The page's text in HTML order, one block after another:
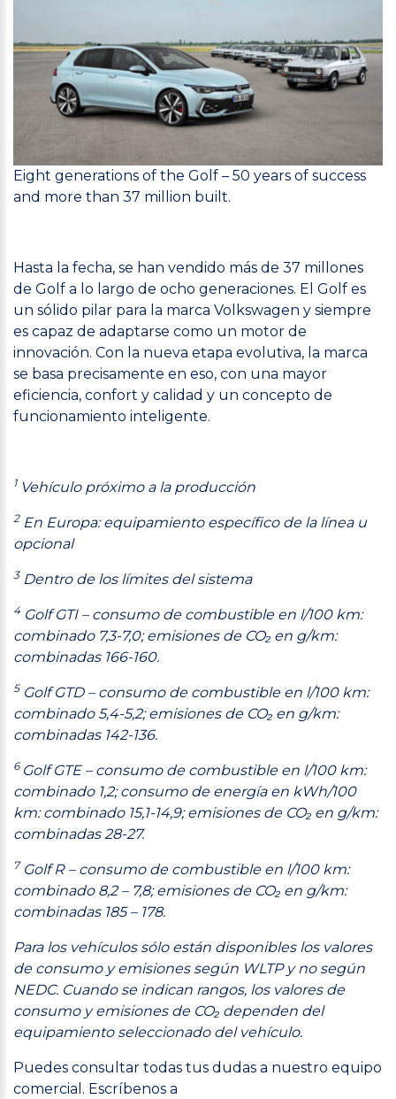
Eight generations of the Golf – 50 years of success
and more than 37 million built.
Hasta la fecha, se han vendido más de 37 millones
de Golf a lo largo de ocho generaciones. El Golf es
un sólido pilar para la marca Volkswagen y siempre
es capaz de adaptarse como un motor de
innovación. Con la nueva etapa evolutiva, la marca
se basa precisamente en eso, con una mayor
eficiencia, confort y calidad y un concepto de
funcionamiento inteligente.
1Vehículo próximo a la producción
2En Europa: equipamiento específico de la línea u
opcional
3 Dentro de los límites del sistema
4Golf GTI – consumo de combustible en l/100 km:
combinado 7,3-7,0; emisiones de CO₂ en g/km:
combinadas 166-160.
5 Golf GTD – consumo de combustible en l/100 km:
combinado 5,4-5,2; emisiones de CO₂ en g/km:
combinadas 142-136.
6 Golf GTE – consumo de combustible en l/100 km:
combinado 1,2; consumo de energía en kWh/100
km: combinado 15,1-14,9; emisiones de CO₂ en g/km:
combinadas 28-27.
7Golf R – consumo de combustible en l/100 km:
combinado 8,2 – 7,8; emisiones de CO₂ en g/km:
combinadas 185 – 178.
Para los vehículos sólo están disponibles los valores
de consumo y emisiones según WLTP y no según
NEDC. Cuando se indican rangos, los valores de
consumo y emisiones de CO₂ dependen del
equipamiento seleccionado del vehículo.
Puedes consultar todas tus dudas a nuestro equipo
comercial. Escríbenos a